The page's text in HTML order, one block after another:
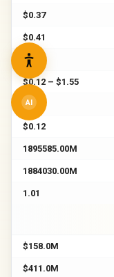
$0.37
$0.41
$0.36
$0.12 – $1.55
$1.55
$0.12
1895585.00M
1884030.00M
1.01
$158.0M
$411.0M
AI